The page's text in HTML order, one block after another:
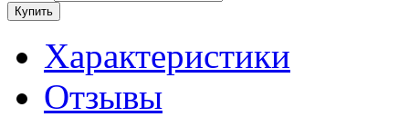
Купить
Характеристики
Отзывы